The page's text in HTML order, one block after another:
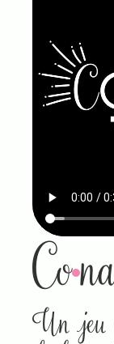
Co
Un jeu